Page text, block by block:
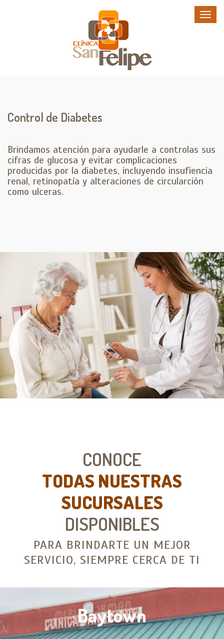
Control de Diabetes
Brindamos atención para ayudarle a controlas sus
cifras de glucosa y evitar complicaciones
producidas por la diabetes, incluyendo insufiencia
renal, retinopatía y alteraciones de circularción
como ulceras.
CONOCE
TODAS NUESTRAS
SUCURSALES
DISPONIBLES
PARA BRINDARTE UN MEJOR
SERVICIO, SIEMPRE CERCA DE TI
Conroe